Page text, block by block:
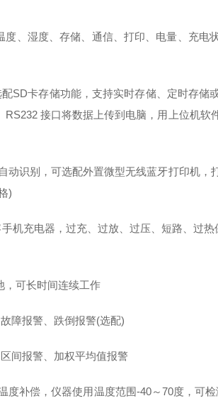
、湿度、存储、通信、打印、电量、充电
SD卡存储功能，支持实时存储、定时存储
接口将数据上传到电脑，用上位机软
动识别，可选配外置微型无线蓝牙打印机，
)
机充电器，过充、过放、过压、短路、过
，可长时间连续工作
障报警、跌倒报警(选配)
间报警、加权平均值报警
度补偿，仪器使用温度范围-40～70度，可